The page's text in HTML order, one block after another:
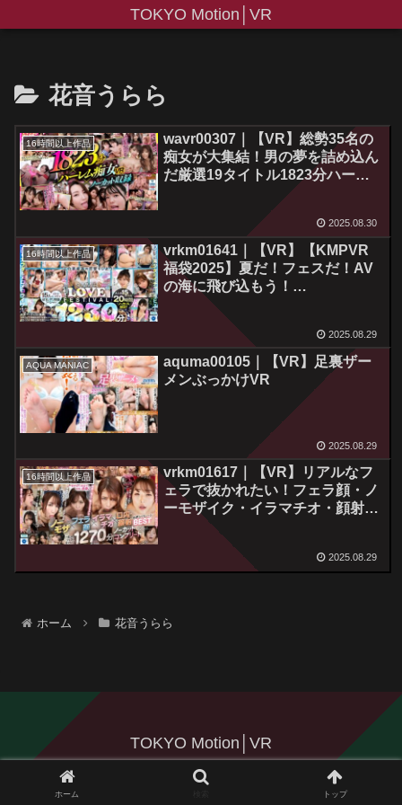
TOKYO Motion│VR
花音うらら
16時間以上作品
wavr00307｜【VR】総勢35名の
痴女が大集結！男の夢を詰め込ん
だ厳選19タイトル1823分ハーレ
ムVR BEST！！ノーカット
2025.08.30
16時間以上作品
vrkm01641｜【VR】【KMPVR
福袋2025】夏だ！フェスだ！AV
の海に飛び込もう！
SUMMER「イチャLOVE」
FESTIVAL ノーカット1230分
2025.08.29
AQUA MANIAC
aquma00105｜【VR】足裏ザー
メンぶっかけVR
2025.08.29
16時間以上作品
vrkm01617｜【VR】リアルなフ
ェラで抜かれたい！フェラ顔・ノ
ーモザイク・イラマチオ・顔射
SUPER COLLECTION BEST ノ
ーカット1270分
2025.08.29
ホーム 花音うらら
TOKYO Motion│VR
© 2025 TOKYO Motion│VR.
ホーム トップ